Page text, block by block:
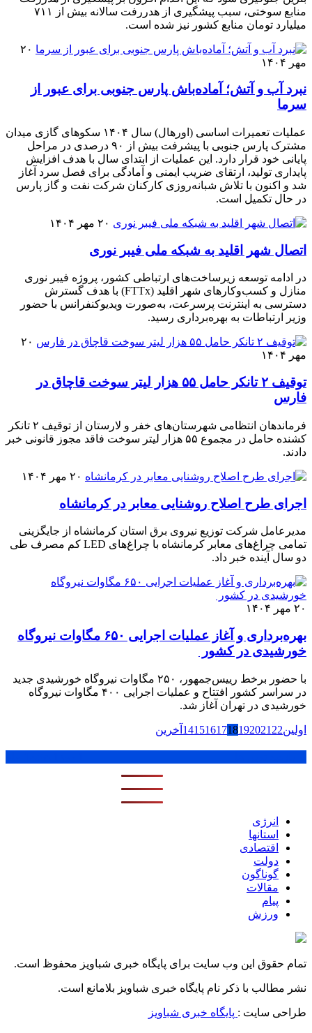
منابع سوختی، سبب پیشگیری از هدررفت سالانه بیش از ۷۱۱
میلیارد تومان منابع کشور نیز شده است.
۲۰
مهر ۱۴۰۴
نبرد آب و آتش؛ آماده‌باش پارس جنوبی برای عبور از
سرما
عملیات تعمیرات اساسی (اورهال) سال ۱۴۰۴ سکوهای گازی میدان
مشترک پارس جنوبی با پیشرفت بیش از ۹۰ درصدی در مراحل
پایانی خود قرار دارد. این عملیات از ابتدای سال با هدف افزایش
پایداری تولید، ارتقای ضریب ایمنی و آمادگی برای فصل سرد آغاز
شد و اکنون با تلاش شبانه‌روزی کارکنان شرکت نفت و گاز پارس
در حال تکمیل است.
۲۰ مهر ۱۴۰۴
اتصال شهر اقلید به شبکه ملی فیبر نوری
در ادامه توسعه زیرساخت‌های ارتباطی کشور، پروژه فیبر نوری
منازل و کسب‌وکارهای شهر اقلید (FTTx) با هدف گسترش
دسترسی به اینترنت پرسرعت، به‌صورت ویدیوکنفرانس با حضور
وزیر ارتباطات به بهره‌برداری رسید.
۲۰
مهر ۱۴۰۴
توقیف ۲ تانکر حامل ۵۵ هزار لیتر سوخت قاچاق در
فارس
فرماندهان انتظامی شهرستان‌های خفر و لارستان از توقیف ۲ تانکر
کشنده حامل در مجموع ۵۵ هزار لیتر سوخت فاقد مجوز قانونی خبر
دادند.
۲۰ مهر ۱۴۰۴
اجرای طرح اصلاح روشنایی معابر در کرمانشاه
مدیرعامل شرکت توزیع نیروی برق استان کرمانشاه از جایگزینی
تمامی چراغ‌های معابر کرمانشاه با چراغ‌های LED کم مصرف طی
دو سال آینده خبر داد.
۲۰ مهر ۱۴۰۴
بهره‌برداری و آغاز عملیات اجرایی ۶۵۰ مگاوات نیروگاه
خورشیدی در کشور
با حضور برخط رییس‌جمهور، ۲۵۰ مگاوات نیروگاه خورشیدی جدید
در سراسر کشور افتتاح و عملیات اجرایی ۴۰۰ مگاوات نیروگاه
خورشیدی در تهران آغاز شد.
اولین 1415161718192021 22 آخرین
انرژی
استانها
اقتصادی
دولت
گوناگون
مقالات
پیام
ورزش
تمام حقوق این وب سایت برای پایگاه خبری شباویز محفوظ است.
نشر مطالب با ذکر نام پایگاه خبری شباویز بلامانع است.
طراحی سایت : پایگاه خبری شباویز